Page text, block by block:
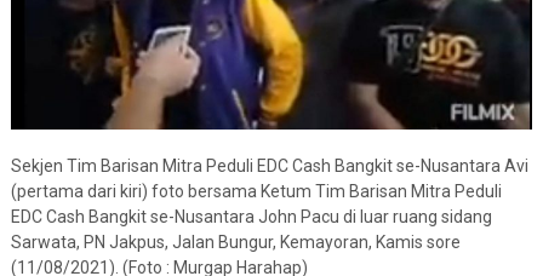
Sekjen Tim Barisan Mitra Peduli EDC Cash Bangkit se-Nusantara Avi
(pertama dari kiri) foto bersama Ketum Tim Barisan Mitra Peduli
EDC Cash Bangkit se-Nusantara John Pacu di luar ruang sidang
Sarwata, PN Jakpus, Jalan Bungur, Kemayoran, Kamis sore
(11/08/2021). (Foto : Murgap Harahap)